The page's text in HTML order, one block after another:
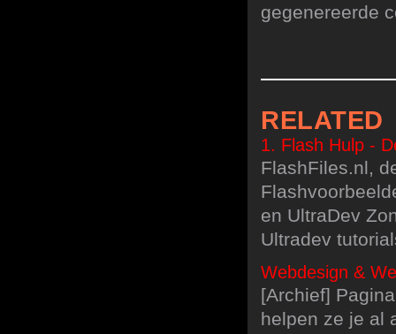
gegenereerde
RELATED
1. Flash Hulp -
FlashFiles.nl,
en UltraDev
Ultradev
Webdesign &
[Archief]
helpen ze je al